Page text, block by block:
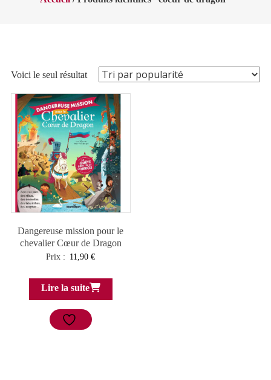
Voici le seul résultat
Dangereuse mission pour le
chevalier Cœur de Dragon
Prix : 11,90€
Lire la suite